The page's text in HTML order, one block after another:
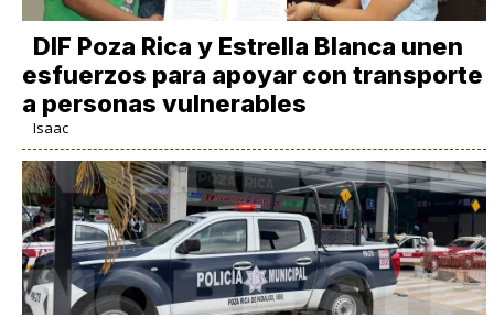
DIF Poza Rica y Estrella Blanca unen
esfuerzos para apoyar con transporte
a personas vulnerables
Isaac